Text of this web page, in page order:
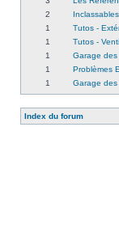
2
Inclassables
1
Tutos -
1
Tutos -
1
Garage
1
Problèmes
1
Garage
Index du forum